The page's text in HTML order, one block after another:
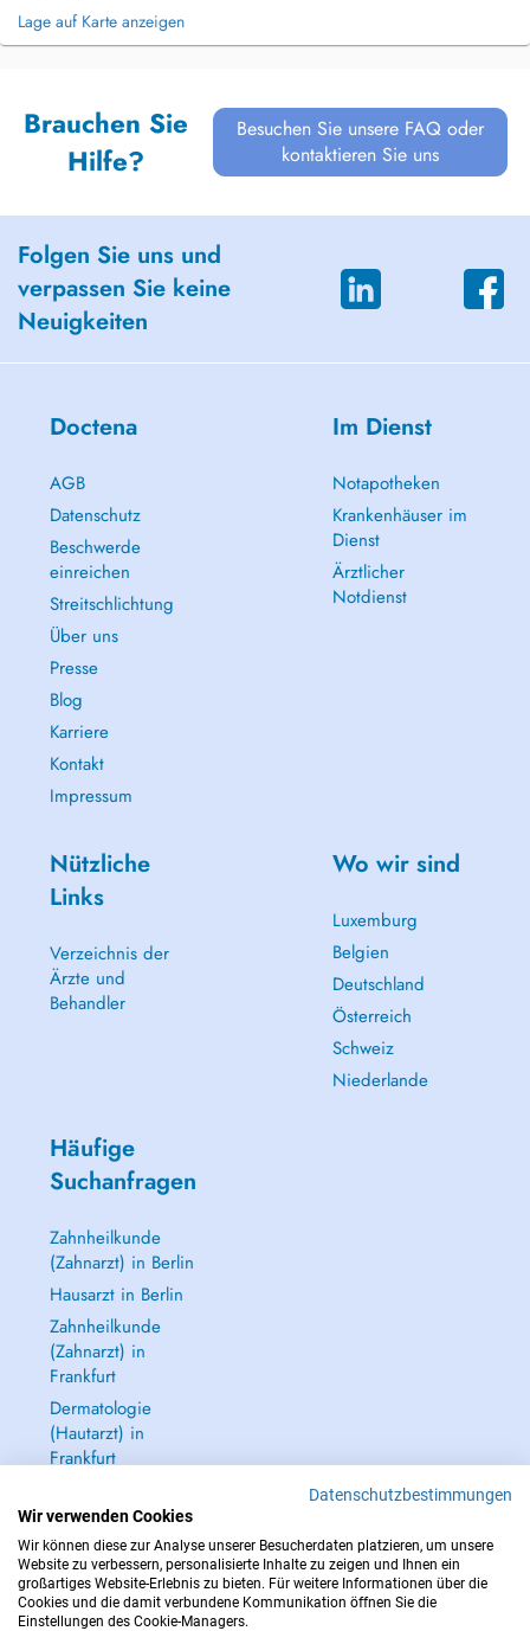
Lage auf Karte anzeigen
Brauchen Sie
Hilfe?
Besuchen Sie unsere FAQ oder
kontaktieren Sie uns
Folgen Sie uns und
verpassen Sie keine
Neuigkeiten
Doctena
AGB
Datenschutz
Beschwerde
einreichen
Streitschlichtung
Über uns
Presse
Blog
Karriere
Kontakt
Impressum
Im Dienst
Notapotheken
Krankenhäuser im
Dienst
Ärztlicher
Notdienst
Nützliche
Links
Verzeichnis der
Ärzte und
Behandler
Wo wir sind
Luxemburg
Belgien
Deutschland
Österreich
Schweiz
Niederlande
Häufige
Suchanfragen
Zahnheilkunde
(Zahnarzt) in Berlin
Hausarzt in Berlin
Zahnheilkunde
(Zahnarzt) in
Frankfurt
Dermatologie
(Hautarzt) in
Frankfurt
IM NOTFALL WENDEN SIE SICH AN : 112
Datenschutzbestimmungen
Wir verwenden Cookies
Wir können diese zur Analyse unserer Besucherdaten platzieren, um unsere
Website zu verbessern, personalisierte Inhalte zu zeigen und Ihnen ein
großartiges Website-Erlebnis zu bieten. Für weitere Informationen über die
Cookies und die damit verbundene Kommunikation öffnen Sie die
Einstellungen des Cookie-Managers.